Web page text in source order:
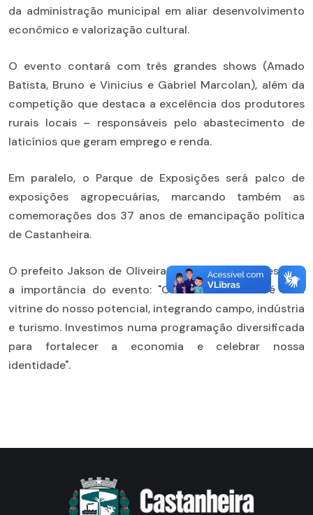
da administração municipal em aliar desenvolvimento
econômico e valorização cultural.
O evento contará com três grandes shows (Amado
Batista, Bruno e Vinicius e Gabriel Marcolan), além da
competição que destaca a excelência dos produtores
rurais locais – responsáveis pelo abastecimento de
laticínios que geram emprego e renda.
Em paralelo, o Parque de Exposições será palco de
exposições agropecuárias, marcando também as
comemorações dos 37 anos de emancipação política
de Castanheira.
O prefeito Jakson de Oliveira Júnior (Juninho) ressalta
a importância do evento: "O Torneio Leiteiro é uma
vitrine do nosso potencial, integrando campo, indústria
e turismo. Investimos numa programação diversificada
para fortalecer a economia e celebrar nossa
identidade".